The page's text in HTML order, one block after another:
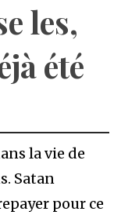
les,
été
la vie de
Satan
pour ce